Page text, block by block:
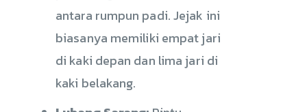
antara rumpun padi. Jejak ini
biasanya memiliki empat jari
di kaki depan dan lima jari di
kaki belakang.